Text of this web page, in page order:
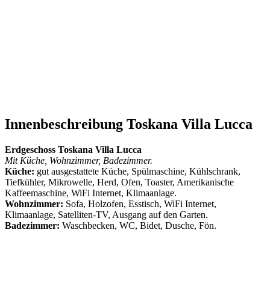
Innenbeschreibung Toskana Villa Lucca
Erdgeschoss Toskana Villa Lucca
Mit Küche, Wohnzimmer, Badezimmer.
Küche: gut ausgestattete Küche, Spülmaschine, Kühlschrank,
Tiefkühler, Mikrowelle, Herd, Ofen, Toaster, Amerikanische
Kaffeemaschine, WiFi Internet, Klimaanlage.
Wohnzimmer: Sofa, Holzofen, Esstisch, WiFi Internet,
Klimaanlage, Satelliten-TV, Ausgang auf den Garten.
Badezimmer: Waschbecken, WC, Bidet, Dusche, Fön.